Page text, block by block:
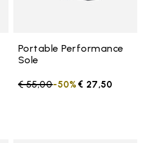
Portable Performance
Sole
Price reduced from
€ 55,00to € 27,50
-50%